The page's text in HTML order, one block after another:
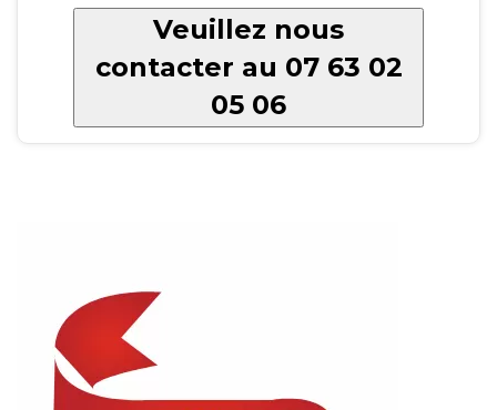
Veuillez nous
contacter au 07 63 02
05 06